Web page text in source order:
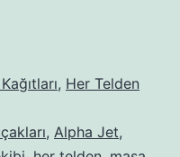
, Her Telden
, Alpha Jet,